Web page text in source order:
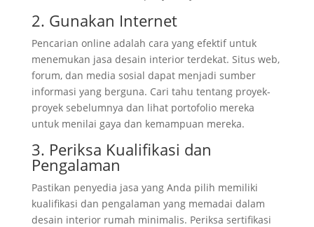
2. Gunakan Internet
Pencarian online adalah cara yang efektif untuk
menemukan jasa desain interior terdekat. Situs web,
forum, dan media sosial dapat menjadi sumber
informasi yang berguna. Cari tahu tentang proyek-
proyek sebelumnya dan lihat portofolio mereka
untuk menilai gaya dan kemampuan mereka.
3. Periksa Kualifikasi dan
Pengalaman
Pastikan penyedia jasa yang Anda pilih memiliki
kualifikasi dan pengalaman yang memadai dalam
desain interior rumah minimalis. Periksa sertifikasi